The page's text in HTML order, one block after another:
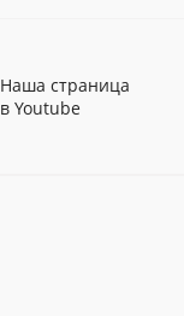
Наша страница
в Youtube